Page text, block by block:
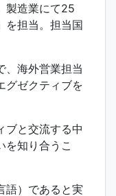
製造業にて25
を担当。担当国
、海外営業担当
グゼクティブを
ブと交流する中
を知り合うこ
語）であると実